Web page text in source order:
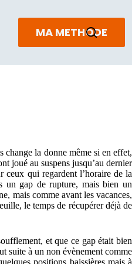
MA METHODE
change la donne même si en effet,
joué au suspens jusqu’au dernier
ceux qui regardent l’horaire de la
un gap de rupture, mais bien un
mais comme avant les vacances,
le temps de récupérer déjà de
et que ce gap était bien
suite à un non évènement comme
positions baissières mais à